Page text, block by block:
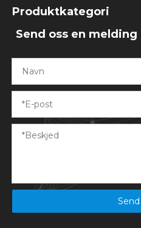
Produktkategori
Send oss ​​en melding